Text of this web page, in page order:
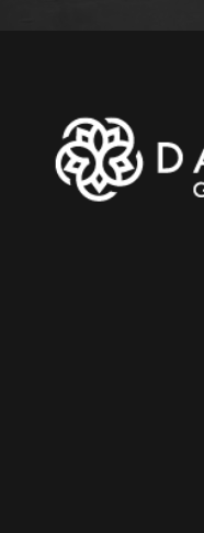
"Triple M”
Marcel Forgáč
Juraj Šoko